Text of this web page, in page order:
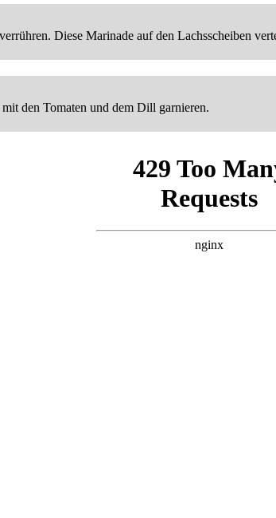
Diese Marinade auf den Lachsscheiben
den Tomaten und dem Dill garnieren.